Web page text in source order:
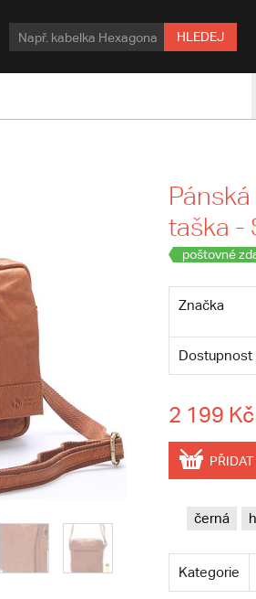
HLEDEJ
taška -
poštovné
Značka
Dostupnost
2 199 Kč
černá
Kategorie